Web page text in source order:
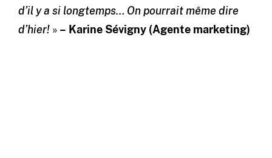
d’il y a si longtemps… On pourrait même dire
d’hier!» – Karine Sévigny (Agente marketing)